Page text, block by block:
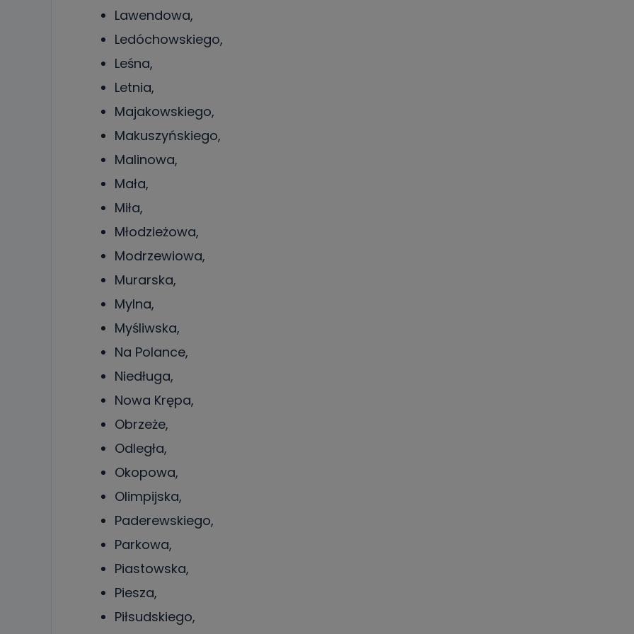
Lawendowa,
Ledóchowskiego,
Leśna,
Letnia,
Majakowskiego,
Makuszyńskiego,
Malinowa,
Mała,
Miła,
Młodzieżowa,
Modrzewiowa,
Murarska,
Mylna,
Myśliwska,
Na Polance,
Niedługa,
Nowa Krępa,
Obrzeże,
Odległa,
Okopowa,
Olimpijska,
Paderewskiego,
Parkowa,
Piastowska,
Piesza,
Piłsudskiego,